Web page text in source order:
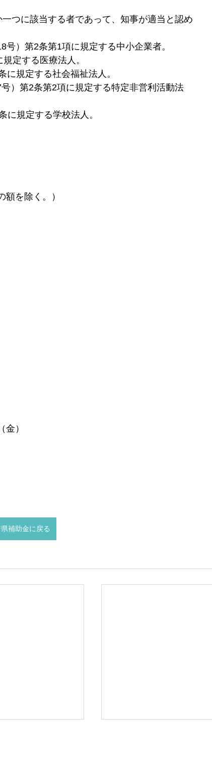
つに該当する者であって、知事が適当と認め
）第2条第1項に規定する中小企業者。
定する医療法人。
規定する社会福祉法人。
）第2条第2項に規定する特定非営利活動法
に規定する学校法人。
を除く。）
）
補助金に戻る